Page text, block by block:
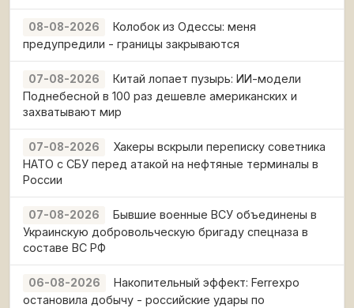
08-08-2026
Колобок из Одессы: меня
предупредили - границы закрываются
07-08-2026
Китай лопает пузырь: ИИ-модели
Поднебесной в 100 раз дешевле американских и
захватывают мир
07-08-2026
Хакеры вскрыли переписку советника
НАТО с СБУ перед атакой на нефтяные терминалы в
России
07-08-2026
Бывшие военные ВСУ объединены в
Украинскую добровольческую бригаду спецназа в
составе ВС РФ
06-08-2026
Накопительный эффект: Ferrexpo
остановила добычу - российские удары по